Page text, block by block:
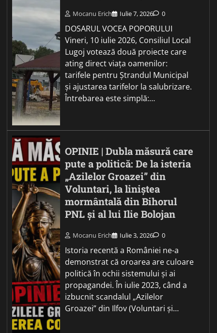
Mocanu Erich Iulie 7, 2026 0
DOSARUL VOCEA POPORULUI
Vineri, 10 iulie 2026, Consiliul Local
Lugoj votează două proiecte care
ating direct viața oamenilor:
tarifele pentru Ștrandul Municipal
și ajustarea tarifelor la salubrizare.
Întrebarea este simplă:…
OPINIE | Dubla măsură care
pute a politică: De la isteria
„Azilelor Groazei” din
Voluntari, la liniștea
mormântală din Bihorul
PNL și al lui Ilie Bolojan
Mocanu Erich Iulie 3, 2026 0
Istoria recentă a României ne-a
demonstrat că oroarea are culoare
politică în ochii sistemului și ai
propagandei. În iulie 2023, când a
izbucnit scandalul „Azilelor
Groazei” din Ilfov (Voluntari și…